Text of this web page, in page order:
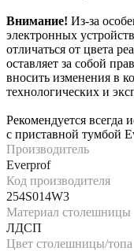
Внимание! Из-за
электронных
отличаться от цвета
оставляет за собой
вносить изменения в
технологических и
Рекомендуется всегда
с приставной тумбой
Производитель
Everprof
Код производителя
254S014W3
Материал столешницы
ЛДСП
Цвет столешницы/топа